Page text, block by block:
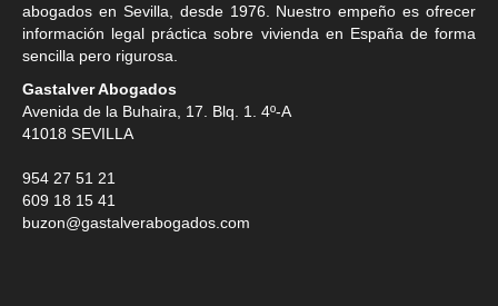
abogados en Sevilla , desde 1976. Nuestro empeño es ofrecer
información legal práctica sobre vivienda en España de forma
sencilla pero rigurosa.
Gastalver Abogados
Avenida de la Buhaira, 17. Blq. 1. 4º-A
41018 SEVILLA
954 27 51 21
609 18 15 41
buzon@gastalverabogados.com